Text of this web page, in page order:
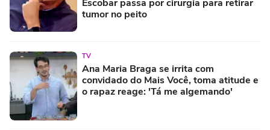
Escobar passa por cirurgia para retirar
tumor no peito
TV
Ana Maria Braga se irrita com
convidado do Mais Você, toma atitude e
o rapaz reage: 'Tá me algemando'